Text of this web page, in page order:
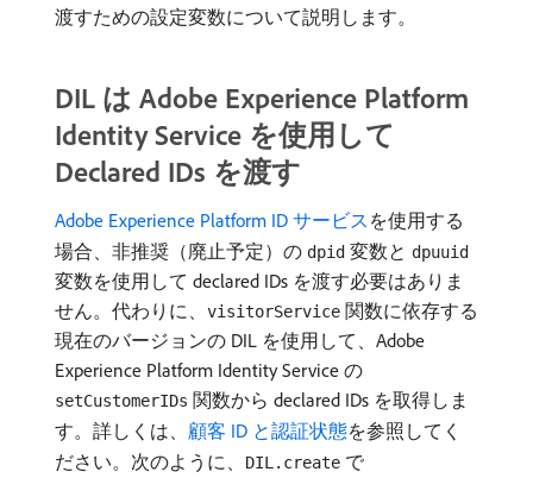
渡すための設定変数について説明します。
DIL は Adobe Experience Platform
Identity Service を使用して
Declared IDs を渡す
Adobe Experience Platform ID サービス を使用する
場合、非推奨（廃止予定）の dpid 変数と dpuuid
変数を使用して declared IDs を渡す必要はありま
せん。代わりに、
visitorService 関数に依存する
現在のバージョンの DIL を使用して、Adobe
Experience Platform Identity Service の
setCustomerIDs 関数から declared IDs を取得しま
す。詳しくは、 顧客 ID と認証状態を参照してく
ださい。次のように、
DIL.create で